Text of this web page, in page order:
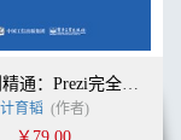
从入门到精通：Prezi完全解读(全彩)
计育韬 (作者)